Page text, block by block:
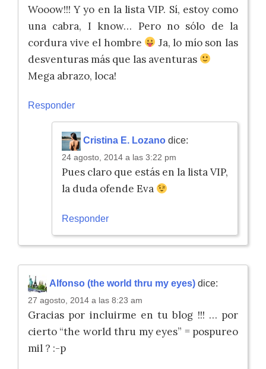
Wooow!!! Y yo en la lista VIP. Sí, estoy como
una cabra, I know… Pero no sólo de la
cordura vive el hombre
Ja, lo mío son las
desventuras más que las aventuras
Mega abrazo, loca!
Responder
Cristina E. Lozano dice:
24 agosto, 2014 a las 3:22 pm
Pues claro que estás en la lista VIP,
la duda ofende Eva
Responder
Alfonso (the world thru my eyes) dice:
27 agosto, 2014 a las 8:23 am
Gracias por incluirme en tu blog !!! … por
cierto “the world thru my eyes” = pospureo
mil ? :-p